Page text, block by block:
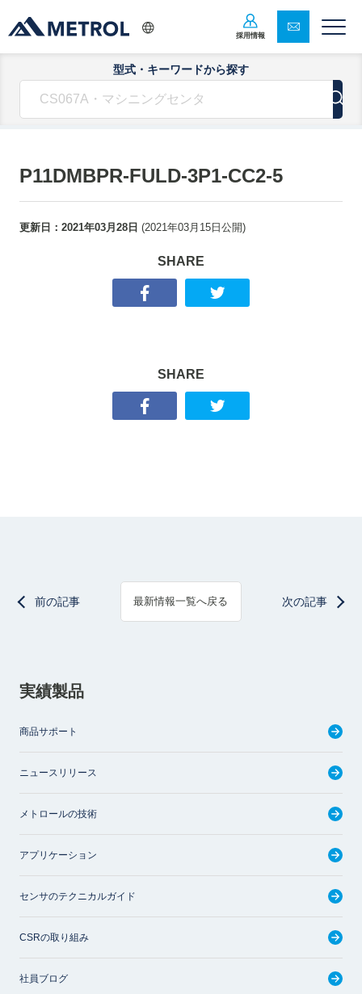
採用情報
型式・キーワードから探す
P11DMBPR-FULD-3P1-CC2-5
更新日： 2021年03月28日 (2021年03月15日 公開)
SHARE
SHARE
前の記事 最新情報一覧へ戻る 次の記事
実績製品
商品サポート
ニュースリリース
メトロールの技術
アプリケーション
センサのテクニカルガイド
CSRの取り組み
社員ブログ